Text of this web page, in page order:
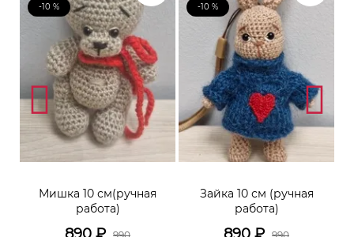
-10 %
Мишка 10 см(ручная
работа)
-10 %
Зайка 10 см (ручная
работа)